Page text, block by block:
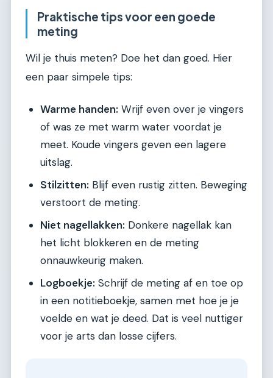
Praktische tips voor een goede
meting
Wil je thuis meten? Doe het dan goed. Hier
een paar simpele tips:
Warme handen: Wrijf even over je vingers
of was ze met warm water voordat je
meet. Koude vingers geven een lagere
uitslag.
Stilzitten: Blijf even rustig zitten. Beweging
verstoort de meting.
Niet nagellakken: Donkere nagellak kan
het licht blokkeren en de meting
onnauwkeurig maken.
Logboekje: Schrijf de meting af en toe op
in een notitieboekje, samen met hoe je je
voelde en wat je deed. Dat is veel nuttiger
voor je arts dan losse cijfers.